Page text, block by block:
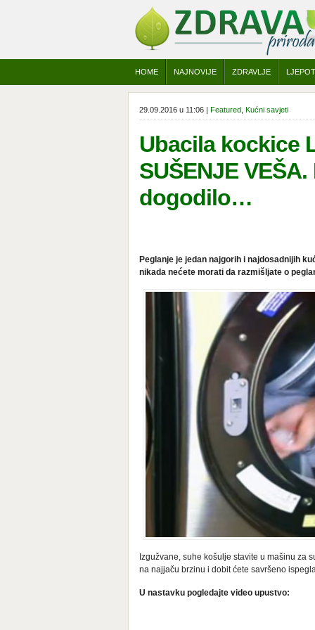
HOME NAJNOVIJE ZDRAVLJE
29.09.2016 u 11:06 | Featured Kućni savjeti
Ubacila kockice
SUŠENJE
dogodilo…
Peglanje je jedan najgorih i najdosadnijih
nikada nećete morati da razmišljate o
Izgužvane, suhe košulje stavite u mašinu za
na najjaču brzinu i dobit ćete savršeno
U nastavku pogledajte video upustvo: